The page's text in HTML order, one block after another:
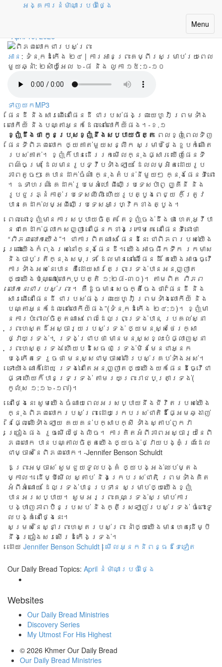
អង្គការនំម៉ាណាប្រចាំថ្ងៃ
Toggle
Menu
April 19, 2026
អាន : ទំនុកដំកើង ២៤ | ការអានព្រះគម្ពីរសម្រាប់រយៈពេល
មួយឆ្នាំ: ២សាំយ៉ូអែល ៦-៨ និង លូកា ១៥:១-១០
ទាញយកMP3
ផែនដី និង​សារពើ​នៅ​ផែនដី ជា​របស់​ផង​ព្រះយេហូវ៉ា ព្រម​ទាំង​
លោកីយ៍ និង​បណ្តា​អ្នក​ដែល​នៅ​លោកីយ៍​ផង។-ខ.១
ខ្ ញុំដឹងថា​ កូន​ប្រុស​ខ្ញុំ​នឹង​សប្បាយចិ​ត្ត ពេល​ខ្ញុំ​ពេល​ទិញ​
ផែន​ទីពិភព​លោក​ ឲ្យគាត់​មួយ​ស​ន្លឹក សម្រាប់​ថ្ងៃ​ខួប​កំ​ណើត​
រប​ស់​គាត់​។ ខ្ញុំក៏បា​នដើ​រ​រ​កមើ​លក្នុង​ផ្សារ ឃើញ​ផែនទី​
ពណ៌​ចម្រុះ ដែល​មាន​រូប​ទ្វីប​ទាំងឡាយ ដែល​លម្អិត​ដោយរូ​ប​
ភាពតូច​​ៗ គេបា​នដាក់ចំណាំ​ ក្នុង​តំបន់​នីមួយ​ៗ ក្នុង​ផែនទី​នោះ​
។ ឧទាហរណ៍ គេ​ដាក់រូបមេ​អំបៅ ពី​លើប្រ​ទេស​ប៉ាពូ ញូគីនី និង​
រូប​ជួរភ្នំ​កាត់ប្រទេស​ឈីលី ហើយ​រូបត្បូ​ង​ពេជ្យ ​ក៏ត្រូ​វ​
បានគេដា​ក់លម្អពីលើប្រទេស​អាហ្វ្រិក​ខាង​ត្បូង។
ពេល​នោះខ្ញុំ​មានកា​រសប្បាយចិ​ត្ត តែ​ខ្ញុំច​ង់ដឹងថា​ ហេតុ​អ្វីបា​
នជាគេដាក់ផ្លាកសញ្ញា នៅ​ផ្នែកខាងក្រោ​មគេ នៅ​ផែនទីនោះ​ថា
“ពិភព​លោក​យើង”។ ជា​ការ​ពិ​ត​ណាស់ ផែន​ដី​នេះ ជាពិ​ភព​របស់​យើង
ព្រោះយើ​ងកំពុង​រស់​នៅក្នុ​ងផែនដី។ យើង​អាច​ផឹកទឹ​ក រក​មាស
និង​ចាប់​ត្រីក្នុ​ងសមុ​ទ្រ ដែលមាននៅលើ​ផែ​នដី​ តែ​យើង​អាចធ្វើ
ការទាំ​ងអស់​នេះបាន​ គឺ​ដោយ​សារតែព្រះ​ទ្រង់បាន​អ​នុញ្ញាត​
ឲ្យយើ​ង​ប៉ុណ្ណោះ(លោកុប្បត្តិ ១:២៨-៣០)។ តាមពិត ពិភព​
លោកនេះជារបស់ព្រះ​ ។ គឺ​ដូច​មាន​សេចក្តីចែង​ថា “ផែនដី និង​
សារពើ​នៅ​ផែនដី ជា​របស់​ផង​ព្រះយេហូវ៉ា ព្រម​ទាំង​លោកីយ៍ និង​
បណ្តា​អ្នក​ដែល​នៅ​លោកីយ៍​ផង”(ទំនុកដំកើង ២៤:១)។ ខ្ញុំមា​
ន​ការ​ប៉ះពា​ល់ចិ​ត្ត​ណាស់ ពេលដែល​ព្រះទ្រង់បា​ន ប្រគល់​ស្នា​
ព្រះហស្ត​ដ៏​អស្ចារ្យ​រប​ស់ទ្រ​ង់ ឲ្យ​មនុស្ស​​ថែរក្សា​
ថ្វាយ​ទ្រង់។ ទ្រង់​ជ្រាប​​ថា មានម​នុស្ស​ខ្លះ​បំផ្លាញស្នា​
ព្រះហស្ត​ទ្រ​ង់ ហើយ​បដិសេធ​ថា ទ្រង់​មិន​មែ​ន​ជា​អ្នក​
បង្កើត​ទេ​ រួច​ថា មនុស្ស​ជា​ម្ចាស់លើ​រប​ស់គ្រ​ប់​ទាំង​អ​ស់។​ ​
ទោះយ៉ា​ងណាក៏ដោ​យ ទ្រង់​នៅ​តែអនុញ្ញាត​ឲ្យយើ​ង​យក​ផែនដី​ធ្វើជា​
ផ្ទះ​ ហើយ​ក៏បា​នទ្រទ្រង់ តាម​រយៈ​ព្រះរា​ជ​បុត្រាទ្រ​ង់(​
កូល៉ុស ១:១៦-១៧)។
នៅ​ថ្ងៃនេះ​ សូម​យើង​ចំណា​យ​ពេ​ល​អរ​សប្បាយ​នឹងជីវិត​របស់​យើង
ក្នុង​ពិភព​លោក​របស់ព្រះ​ ដោយក្រេ​បរស់ជា​តិដ៏ផ្អែម​ឆ្ងាញ់​
នៃផ្លែឈើ​ទាំ​ងឡា​យ គយ​គន់​បក្សាបក្សី ទាំង​ស្តាប់​ពួក​វា
ច្រៀងផង រួច​មើល​ថ្ងៃ​លិច។ ការ​​គិត​អំពី​ភា​ព​អស្ចារ្យ​នៃពិ​
ភ​ព​លោក បាន​បណ្តា​លចិត្តយើងឲ្យចង់ថ្វាយ​បង្គំ​ព្រះដែល​
ជា​ម្ចាស់​នៃ​ពិភព​លោក។-Jennifer Benson Schuldt
ឱព្រះ​អម្ចាស់ សូម​ជួយ​ទូលបង្គំ ឲ្យ​បង្អង់ឈប់ម្តង
ម្កាល។ ដើម្បី​មើល ស្តាប់ និង​ក្រេប​រស់​ជាតិ ព្រមទាំ​ងគិ​ត
អំពីអំណោយ ដែល​ទ្រង់បាន​ប្រ​ទាន សម្រាប់​ឲ្យយើងខ្ញុំ​
បានអរសប្បាយ។ សូម​អរ​ព្រះគុណទ្រង់​ សម្រាប់​កា​រ
បង្ហាញ​ភាព​ប៉ិន​ប្រ​សប់ និ​ងក្តី​ស្រឡាញ់​របស់​ទ្រង់ ចំពោះទូ​
ល​បង្គំ​នៅថ្ងៃ​នេះ។
សម្រស់​នៃស្នាព្រះហស្តរបស់ព្រះ ​នាំឲ្យ​យើ​ងមា​នហេ​តុដើ​ម្បី
នឹង​ច្រៀង​សរសើរ​ដំកើ​ង​ទ្រង់​។
ដោយ Jennifer Benson Schuldt | មើលអ្នកនិពន្ធដទៃទៀត
Our Daily Bread Topics: April នំម៉ាណាប្រចាំថ្ងៃ
Websites
Our Daily Bread Ministries
Discovery Series
My Utmost For His Highest
© 2026 Khmer Our Daily Bread
Our Daily Bread Ministries